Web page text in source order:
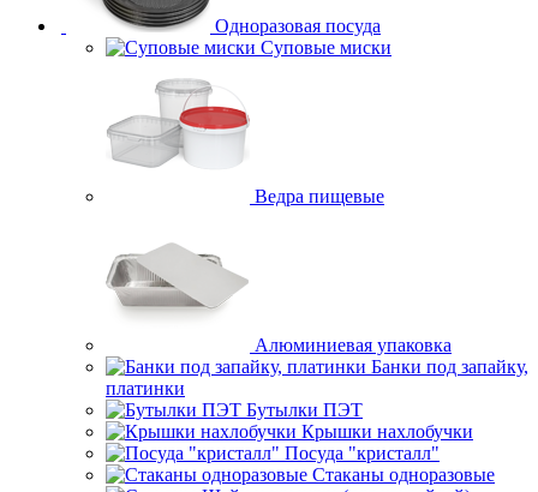
Одноразовая посуда
Суповые миски
Ведра пищевые
Алюминиевая упаковка
Банки под запайку,
платинки
Бутылки ПЭТ
Крышки нахлобучки
Посуда "кристалл"
Стаканы одноразовые